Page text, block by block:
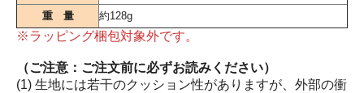
重 量
約128g
※ラッピング梱包対象外です。
（ご注意：ご注文前に必ずお読みください）
(1) 生地には若干のクッション性がありますが、外部の衝